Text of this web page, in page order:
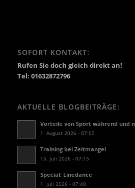
SOFORT KONTAKT:
Rufen Sie doch gleich direkt an!
Tel: 01632872796
AKTUELLE BLOGBEITRÄGE:
Vorteile von Sport während und
1. August 2026 - 07:03
Training bei Zeitmangel
15. Juli 2026 - 07:15
Special: Linedance
1. Juli 2026 - 07:40